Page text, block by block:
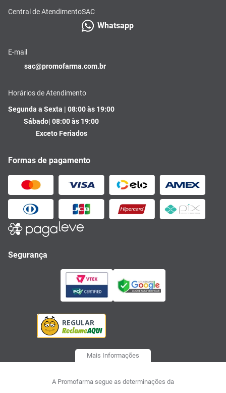
Central de AtendimentoSAC
Whatsapp
E-mail
sac@promofarma.com.br
Horários de Atendimento
Segunda a Sexta | 08:00 às 19:00
Sábado| 08:00 às 19:00
Exceto Feriados
Formas de pagamento
Segurança
Mais Informações
A Promofarma segue as determinações da